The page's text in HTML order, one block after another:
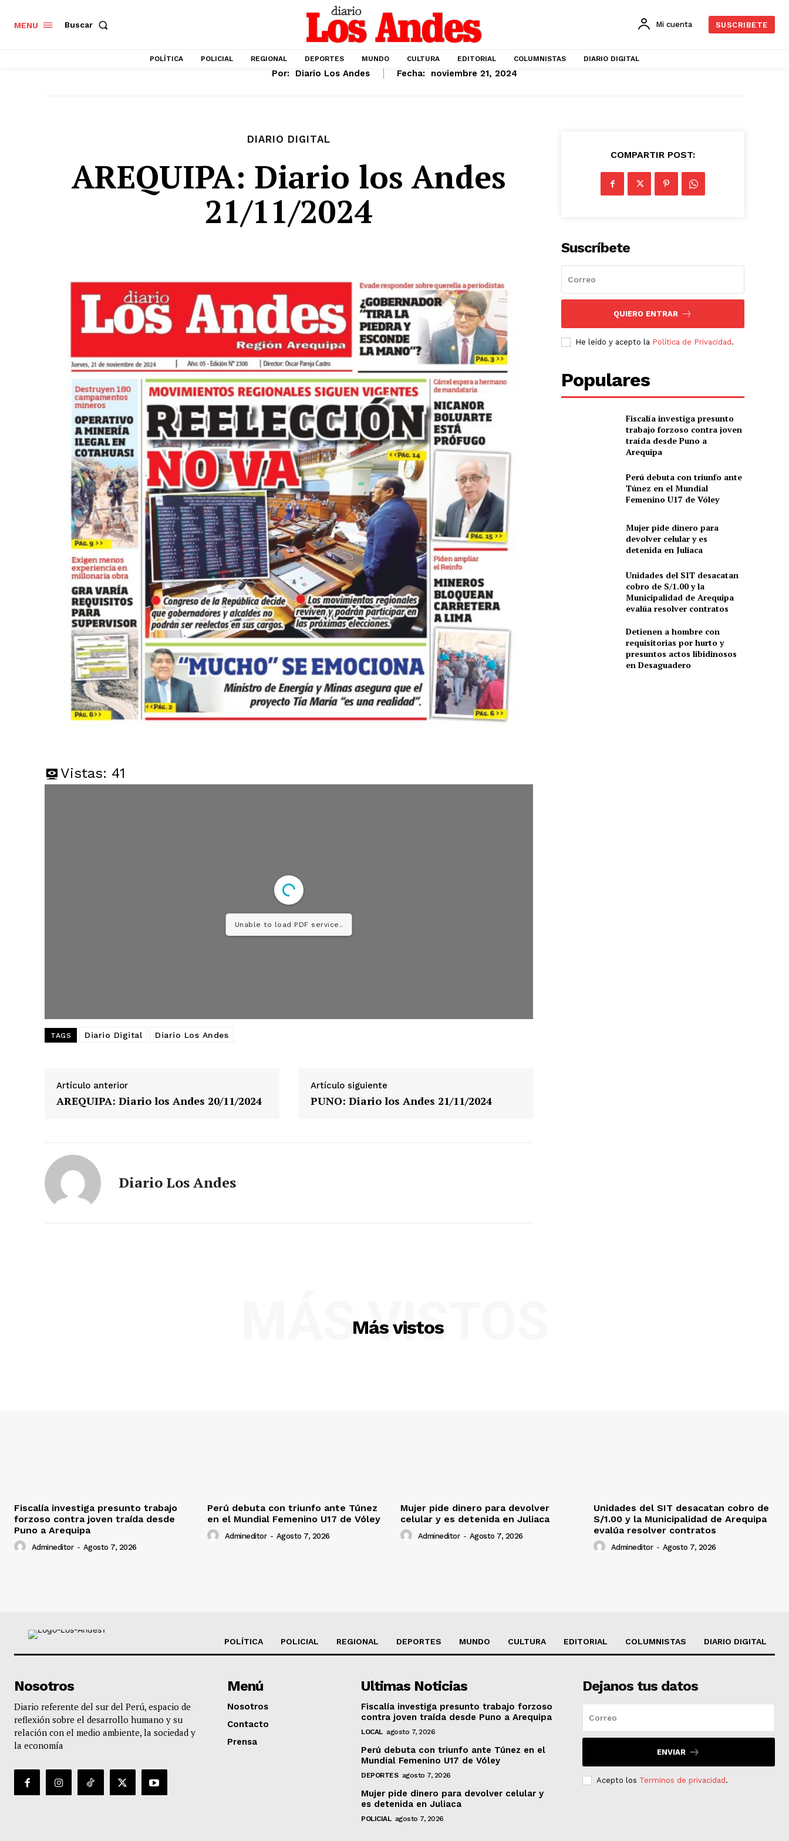
MENU Buscar Mi cuenta SUSCRIBETE
POLÍTICA POLICIAL REGIONAL DEPORTES MUNDO CULTURA EDITORIAL COLUMNISTAS DIARIO DIGITAL
Por: Diario Los Andes Fecha: noviembre 21, 2024
DIARIO DIGITAL
AREQUIPA: Diario los Andes
21/11/2024
Vistas: 41
Unable to load PDF service..
TAGS Diario Digital Diario Los Andes
Artículo anterior
AREQUIPA: Diario los Andes 20/11/2024
Artículo siguiente
PUNO: Diario los Andes 21/11/2024
Diario Los Andes
COMPARTIR POST:
Suscríbete
QUIERO ENTRAR
He leído y acepto la Política de Privacidad .
Populares
Fiscalía investiga presunto
trabajo forzoso contra joven
traída desde Puno a
Arequipa
Perú debuta con triunfo ante
Túnez en el Mundial
Femenino U17 de Vóley
Mujer pide dinero para
devolver celular y es
detenida en Juliaca
Unidades del SIT desacatan
cobro de S/1.00 y la
Municipalidad de Arequipa
evalúa resolver contratos
Detienen a hombre con
requisitorias por hurto y
presuntos actos libidinosos
en Desaguadero
Más vistos
MÁS VISTOS
Fiscalía investiga presunto trabajo
forzoso contra joven traída desde
Puno a Arequipa
Admineditor - Agosto 7, 2026
Perú debuta con triunfo ante Túnez
en el Mundial Femenino U17 de Vóley
Admineditor - Agosto 7, 2026
Mujer pide dinero para devolver
celular y es detenida en Juliaca
Admineditor - Agosto 7, 2026
Unidades del SIT desacatan cobro de
S/1.00 y la Municipalidad de Arequipa
evalúa resolver contratos
Admineditor - Agosto 7, 2026
POLÍTICA POLICIAL REGIONAL DEPORTES MUNDO CULTURA EDITORIAL COLUMNISTAS DIARIO DIGITAL
Nosotros
Diario referente del sur del Perú, espacio de
reflexión sobre el desarrollo humano y su
relación con el medio ambiente, la sociedad y
la economía
Menú
Nosotros
Contacto
Prensa
Ultimas Noticias
Fiscalía investiga presunto trabajo forzoso
contra joven traída desde Puno a Arequipa
LOCAL agosto 7, 2026
Perú debuta con triunfo ante Túnez en el
Mundial Femenino U17 de Vóley
DEPORTES agosto 7, 2026
Mujer pide dinero para devolver celular y
es detenida en Juliaca
POLICIAL agosto 7, 2026
Dejanos tus datos
ENVIAR
Acepto los Terminos de privacidad .